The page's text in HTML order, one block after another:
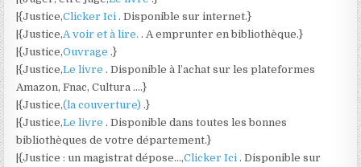
|{Justice,Clicker Ici. Disponible sur internet.}
|{Justice,A voir et à lire.. A emprunter en bibliothèque.}
|{Justice,Ouvrage.}
|{Justice,Le livre. Disponible à l’achat sur les plateformes
Amazon, Fnac, Cultura ….}
|{Justice,(la couverture).}
|{Justice,Le livre. Disponible dans toutes les bonnes
bibliothèques de votre département.}
|{Justice : un magistrat dépose…,Clicker Ici. Disponible sur